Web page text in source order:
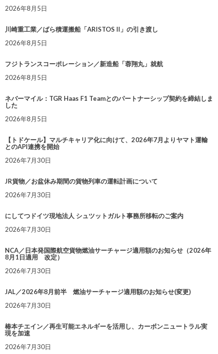
2026年8月5日
川崎重工業／ばら積運搬船「ARISTOS II」の引き渡し
2026年8月5日
フジトランスコーポレーション／新造船「蓉翔丸」就航
2026年8月5日
ネバーマイル：TGR Haas F1 Teamとのパートナーシップ契約を締結しま
した
2026年8月5日
【トドケール】マルチキャリア化に向けて、2026年7月よりヤマト運輸
とのAPI連携を開始
2026年7月30日
JR貨物／お盆休み期間の貨物列車の運転計画について
2026年7月30日
にしてつドイツ現地法人 シュツットガルト事務所移転のご案内
2026年7月30日
NCA／日本発国際航空貨物燃油サーチャージ適用額のお知らせ（2026年
8月1日適用 改定）
2026年7月30日
JAL／2026年8月前半 燃油サーチャージ適用額のお知らせ(変更)
2026年7月30日
椿本チエイン／再生可能エネルギーを活用し、カーボンニュートラル実
現を加速
2026年7月30日